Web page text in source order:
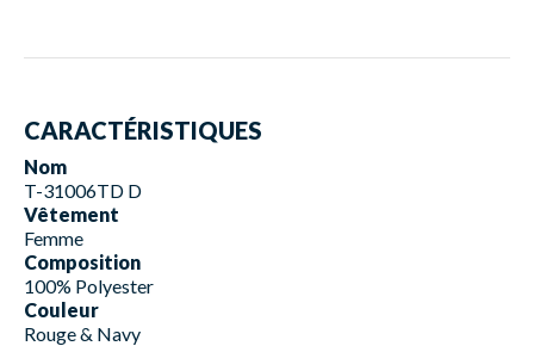
CARACTÉRISTIQUES
Nom
T-31006TD D
Vêtement
Femme
Composition
100% Polyester
Couleur
Rouge & Navy